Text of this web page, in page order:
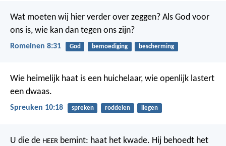
Wat moeten wij hier verder over zeggen? Als God voor
ons is, wie kan dan tegen ons zijn?
Romeinen 8:31 God bemoediging bescherming
Wie heimelijk haat is een huichelaar, wie openlijk lastert
een dwaas.
Spreuken 10:18 spreken roddelen liegen
U die de HEER bemint: haat het kwade. Hij behoedt het